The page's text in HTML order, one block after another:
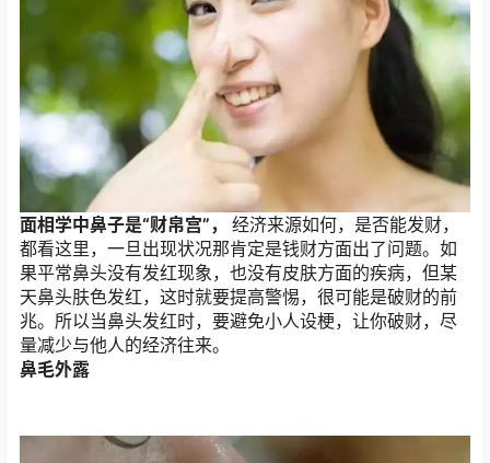
面相学中鼻子是“财帛宫”， 经济来源如何，是否能发财，
都看这里，一旦出现状况那肯定是钱财方面出了问题。如
果平常鼻头没有发红现象，也没有皮肤方面的疾病，但某
天鼻头肤色发红，这时就要提高警惕，很可能是破财的前
兆。所以当鼻头发红时，要避免小人设梗，让你破财，尽
量减少与他人的经济往来。
鼻毛外露